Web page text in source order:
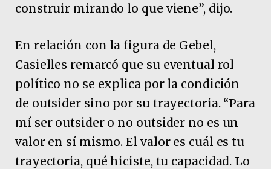
construir mirando lo que viene”, dijo.
En relación con la figura de Gebel,
Casielles remarcó que su eventual rol
político no se explica por la condición
de outsider sino por su trayectoria. “Para
mí ser outsider o no outsider no es un
valor en sí mismo. El valor es cuál es tu
trayectoria, qué hiciste, tu capacidad. Lo